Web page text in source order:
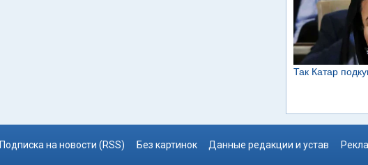
Подписка на новости (RSS) Без картинок Данные редакции и устав